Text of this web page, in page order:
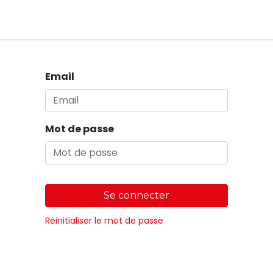
Email
Mot de passe
Se connecter
Réinitialiser le mot de passe